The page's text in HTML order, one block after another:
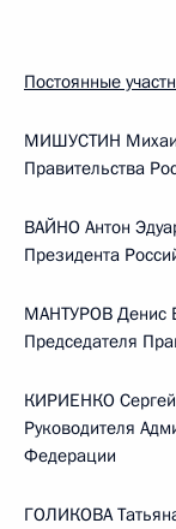
Постоянные
МИШУСТИН
Правительства
ВАЙНО Антон
Президента
МАНТУРОВ Денис
Председателя
КИРИЕНКО
Руководителя
Федерации
ГОЛИКОВА